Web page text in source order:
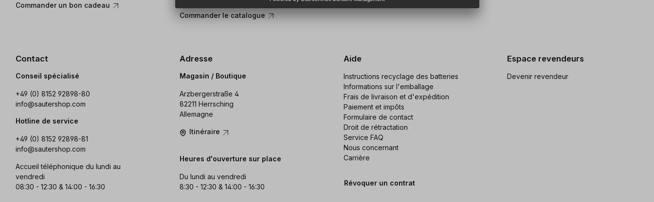
Commander un bon cadeau
Commander le catalogue
Contact
Conseil spécialisé
+49 (0) 8152 92898-80
info@sautershop.com
Hotline de service
+49 (0) 8152 92898-81
info@sautershop.com
Accueil téléphonique du lundi au
vendredi
08:30 - 12:30 & 14:00 - 16:30
Adresse
Magasin / Boutique
Arzbergerstraße 4
82211 Herrsching
Allemagne
Itinéraire
Heures d'ouverture sur place
Du lundi au vendredi
8:30 - 12:30 & 14:00 - 16:30
Aide
Instructions recyclage des batteries
Informations sur l'emballage
Frais de livraison et d'expédition
Paiement et impôts
Formulaire de contact
Droit de rétractation
Service FAQ
Nous concernant
Carrière
Révoquer un contrat
Espace revendeurs
Devenir revendeur